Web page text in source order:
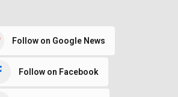
Follow on Google News
Follow on Facebook